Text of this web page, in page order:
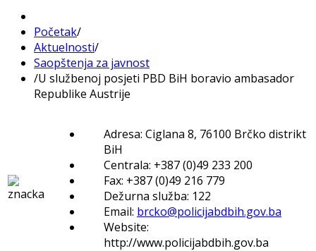
Početak/
Aktuelnosti/
Saopštenja za javnost
/U službenoj posjeti PBD BiH boravio ambasador
Republike Austrije
Adresa: Ciglana 8, 76100 Brčko distrikt
BiH
Centrala: +387 (0)49 233 200
Fax: +387 (0)49 216 779
Dežurna služba: 122
Email: brcko@policijabdbih.gov.ba
Website:
http://www.policijabdbih.gov.ba